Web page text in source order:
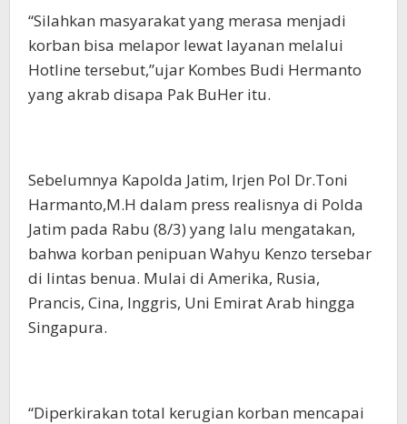
“Silahkan masyarakat yang merasa menjadi
korban bisa melapor lewat layanan melalui
Hotline tersebut,”ujar Kombes Budi Hermanto
yang akrab disapa Pak BuHer itu.
Sebelumnya Kapolda Jatim, Irjen Pol Dr.Toni
Harmanto,M.H dalam press realisnya di Polda
Jatim pada Rabu (8/3) yang lalu mengatakan,
bahwa korban penipuan Wahyu Kenzo tersebar
di lintas benua. Mulai di Amerika, Rusia,
Prancis, Cina, Inggris, Uni Emirat Arab hingga
Singapura.
“Diperkirakan total kerugian korban mencapai